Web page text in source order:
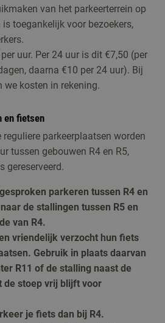
van het parkeerterrein op
toegankelijk voor bezoekers,
uur. Per 24 uur is dit €7,50 (per
daarna €10 per 24 uur). Bij
we kosten in rekening.
en fietsen
parkeerplaatsen worden
tussen gebouwen R4 en R5,
gereserveerd.
parkeren tussen R4 en
de stallingen tussen R5 en
van R4.
vriendelijk verzocht hun fiets
Gebruik in plaats daarvan
R11 of de stalling naast de
de stoep vrij blijft voor
je fiets dan bij R4.